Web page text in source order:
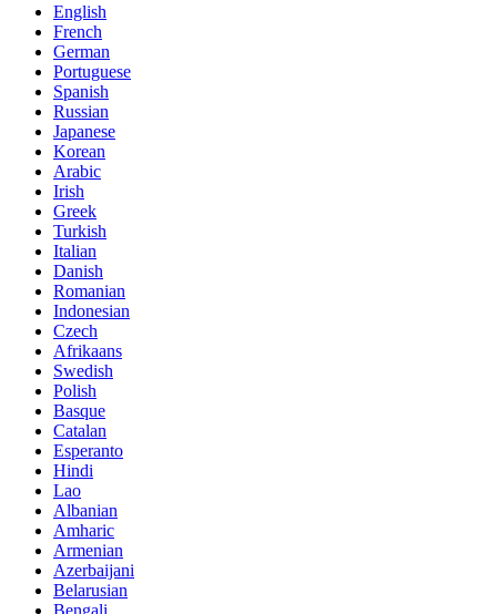
English
French
German
Portuguese
Spanish
Russian
Japanese
Korean
Arabic
Irish
Greek
Turkish
Italian
Danish
Romanian
Indonesian
Czech
Afrikaans
Swedish
Polish
Basque
Catalan
Esperanto
Hindi
Lao
Albanian
Amharic
Armenian
Azerbaijani
Belarusian
Bengali